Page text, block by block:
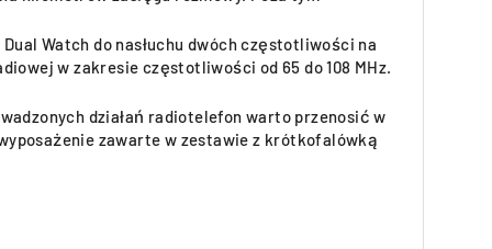
Watch do nasłuchu dwóch częstotliwości na
w zakresie częstotliwości od 65 do 108 MHz.
działań radiotelefon warto przenosić w
zawarte w zestawie z krótkofalówką